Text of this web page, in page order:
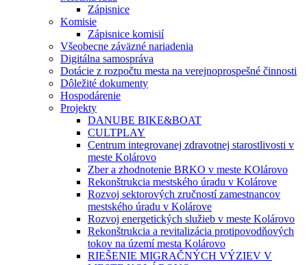
Zápisnice
Komisie
Zápisnice komisií
Všeobecne záväzné nariadenia
Digitálna samospráva
Dotácie z rozpočtu mesta na verejnoprospešné činnosti
Dôležité dokumenty
Hospodárenie
Projekty
DANUBE BIKE&BOAT
CULTPLAY
Centrum integrovanej zdravotnej starostlivosti v
meste Kolárovo
Zber a zhodnotenie BRKO v meste KOlárovo
Rekonštrukcia mestského úradu v Kolárove
Rozvoj sektorových zručností zamestnancov
mestského úradu v Kolárove
Rozvoj energetických služieb v meste Kolárovo
Rekonštrukcia a revitalizácia protipovodňových
tokov na území mesta Kolárovo
RIEŠENIE MIGRAČNÝCH VÝZIEV V